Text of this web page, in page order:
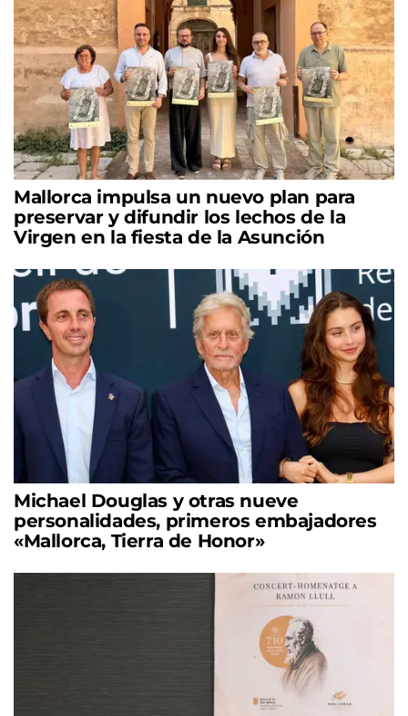
Mallorca impulsa un nuevo plan para
preservar y difundir los lechos de la
Virgen en la fiesta de la Asunción
Michael Douglas y otras nueve
personalidades, primeros embajadores
«Mallorca, Tierra de Honor»